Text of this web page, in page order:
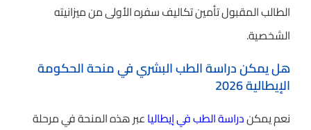
الطالب المقبول تأمين تكاليف سفره الأولى من ميزانيته
الشخصية.
هل يمكن دراسة الطب البشري في منحة الحكومة
الإيطالية 2026
نعم يمكندراسة الطب في إيطالياعبر هذه المنحة في مرحلة